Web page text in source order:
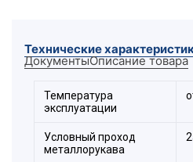
4. Уплотнение кабеля.
5. Заглушка.
7. Оконцеватель
9. Накидная гайка.
Технические
ДокументыОписание товара
Температура
эксплуатации
Условный проход
металлорукава